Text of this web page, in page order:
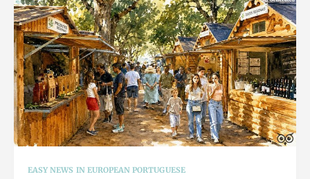
EASY NEWS IN EUROPEAN PORTUGUESE